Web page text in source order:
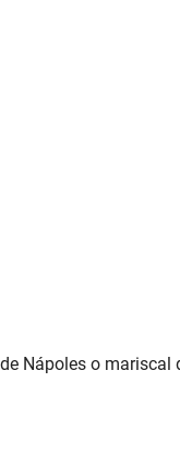
Nápoles o mariscal